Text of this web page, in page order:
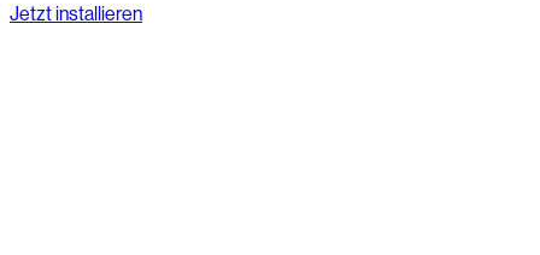
Jetzt installieren